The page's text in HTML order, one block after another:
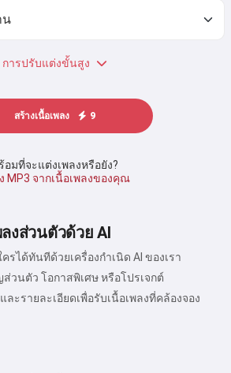
การปรับแต่งขั้นสูง
สร้างเนื้อเพลง 9
อมที่จะแต่งเพลงหรือยัง?
MP3 จากเนื้อเพลงของคุณ
งส่วนตัวด้วย AI
รได้ทันทีด้วยเครื่องกำเนิด AI ของเรา
วนตัว โอกาสพิเศษ หรือโปรเจกต์
ละรายละเอียดเพื่อรับเนื้อเพลงที่คล้องจอง